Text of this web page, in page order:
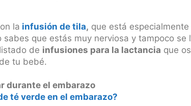
la infusión de tila, que está
que estás muy nerviosa y tampoco se
de infusiones para la lactancia que
tu bebé.
durante el embarazo
té verde en el embarazo?